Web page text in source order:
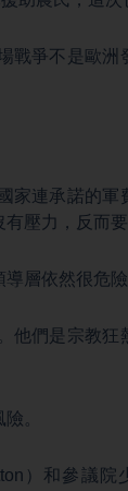
戰爭不是歐
連承諾的軍
壓力，反而
層依然很危險
他們是宗教狂
。
）和參議院